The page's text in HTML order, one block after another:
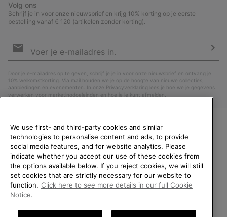
Volg ons
Schrijf je in voor onze nieuwsbrief en krijg 10% korting op je eerste
bestelling vanaf € 120 (artikelen zonder korting).
voor
Door je e-mailadres op te geven, schrijf je je in voor onze nieuwsbrief en ontvang je
10% welkomstkorting. Via mail houden we je op de hoogte van nieuwe collecties,
aanbiedingen en evenementen. In onze
Privacyverklaring lees je hoe we je gegevens
verwerken voor marketingdoeleinden en hoe je je kunt afmelden.
2026SOREL. All rights reserved.
WELKOM BIJ SOREL.
SELECTEER JE
VERZENDLOCATIE.
Online shoppen beschikbaar
We use first- and third-party cookies and similar
technologies to personalise content and ads, to provide
social media features, and for website analytics. Please
indicate whether you accept our use of these cookies from
the options available below. If you reject cookies, we will still
set cookies that are strictly necessary for our website to
function. Click here to see more details in our full Cookie
Notice.